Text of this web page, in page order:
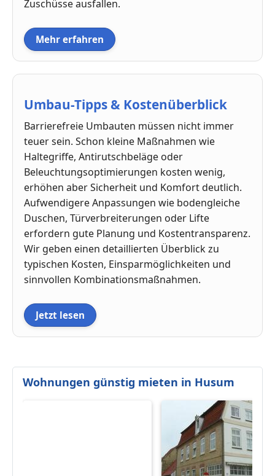
Zuschüsse ausfallen.
Mehr erfahren
Umbau-Tipps & Kostenüberblick
Barrierefreie Umbauten müssen nicht immer
teuer sein. Schon kleine Maßnahmen wie
Haltegriffe, Antirutschbeläge oder
Beleuchtungsoptimierungen kosten wenig,
erhöhen aber Sicherheit und Komfort deutlich.
Aufwendigere Anpassungen wie bodengleiche
Duschen, Türverbreiterungen oder Lifte
erfordern gute Planung und Kostentransparenz.
Wir geben einen detaillierten Überblick zu
typischen Kosten, Einsparmöglichkeiten und
sinnvollen Kombinationsmaßnahmen.
Jetzt lesen
Wohnungen günstig mieten in Husum